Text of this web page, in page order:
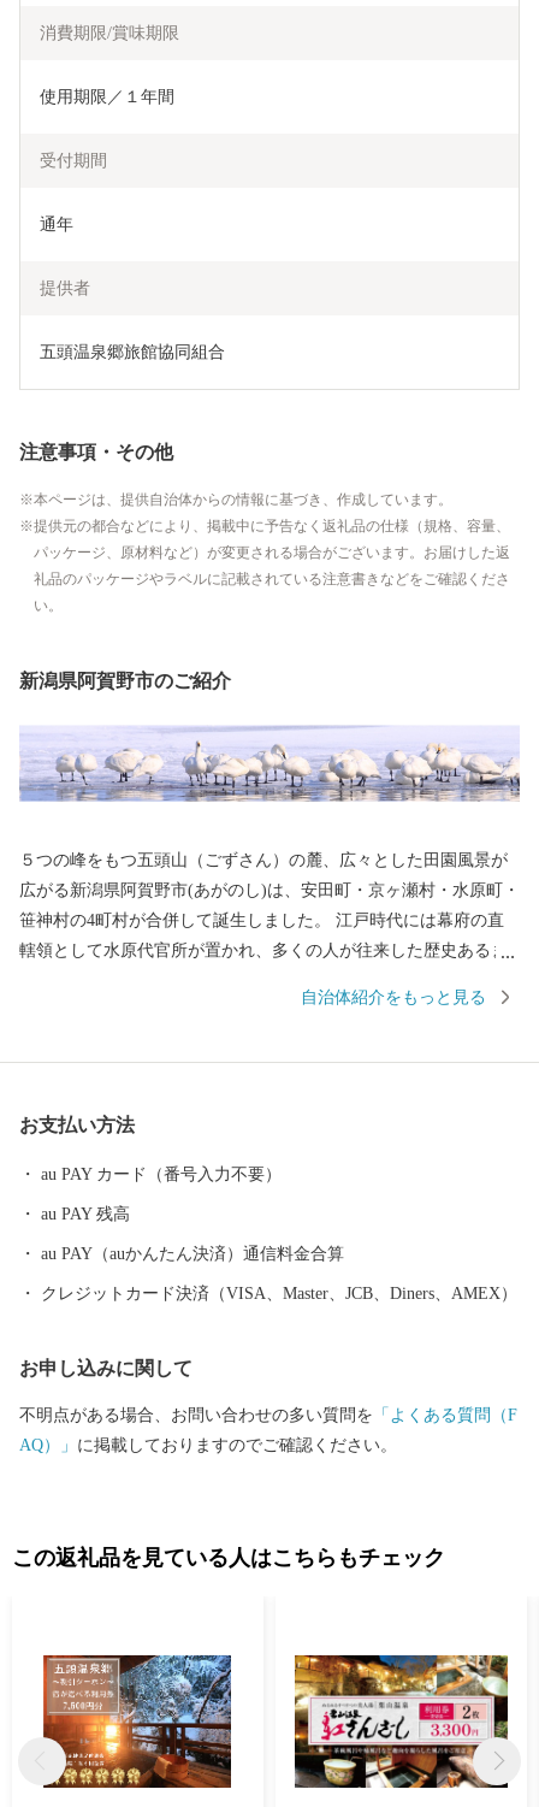
消費期限/賞味期限
使用期限／１年間
受付期間
通年
提供者
五頭温泉郷旅館協同組合
注意事項・その他
本ページは、提供自治体からの情報に基づき、作成しています。
提供元の都合などにより、掲載中に予告なく返礼品の仕様（規格、容量、
パッケージ、原材料など）が変更される場合がございます。お届けした返
礼品のパッケージやラベルに記載されている注意書きなどをご確認くださ
い。
新潟県阿賀野市のご紹介
５つの峰をもつ五頭山（ごずさん）の麓、広々とした田園風景が
広がる新潟県阿賀野市(あがのし)は、安田町・京ヶ瀬村・水原町・
笹神村の4町村が合併して誕生しました。 江戸時代には幕府の直
轄領として水原代官所が置かれ、多くの人が往来した歴史あるま
泉」と、「今板温泉」「村杉温泉」からなる五頭温泉郷があり、
く旅館のお庭や温泉街を散歩しながら存分にリフレッシュしてい
日の出とともに飛び立つ姿、水面を優雅に泳ぐ姿など、間近で観
察することができるほか、ラムサール条約登録湿地である瓢湖に
は、その他にも野鳥や水生生物の姿を楽しむことができます。
自治体紹介をもっと見る
お支払い方法
au PAY カード（番号入力不要）
au PAY 残高
au PAY（auかんたん決済）通信料金合算
クレジットカード決済（VISA、Master、JCB、Diners、AMEX）
お申し込みに関して
不明点がある場合、お問い合わせの多い質問を 「よくある質問（F
AQ）」 に掲載しておりますのでご確認ください。
この返礼品を見ている人はこちらもチェック